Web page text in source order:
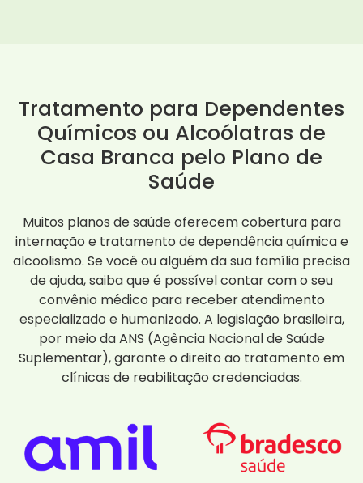
Tratamento para Dependentes
Químicos ou Alcoólatras de
Casa Branca pelo Plano de
Saúde
Muitos planos de saúde oferecem cobertura para
internação e tratamento de dependência química e
alcoolismo. Se você ou alguém da sua família precisa
de ajuda, saiba que é possível contar com o seu
convênio médico para receber atendimento
especializado e humanizado. A legislação brasileira,
por meio da ANS (Agência Nacional de Saúde
Suplementar), garante o direito ao tratamento em
clínicas de reabilitação credenciadas.